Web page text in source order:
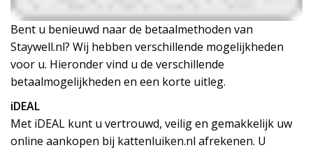
Bent u benieuwd naar de betaalmethoden van
Staywell.nl? Wij hebben verschillende mogelijkheden
voor u. Hieronder vind u de verschillende
betaalmogelijkheden en een korte uitleg.
iDEAL
Met iDEAL kunt u vertrouwd, veilig en gemakkelijk uw
online aankopen bij kattenluiken.nl afrekenen. U